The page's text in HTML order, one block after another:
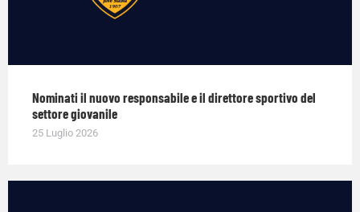
Nominati il nuovo responsabile e il direttore sportivo del
settore giovanile
25 Luglio 2026